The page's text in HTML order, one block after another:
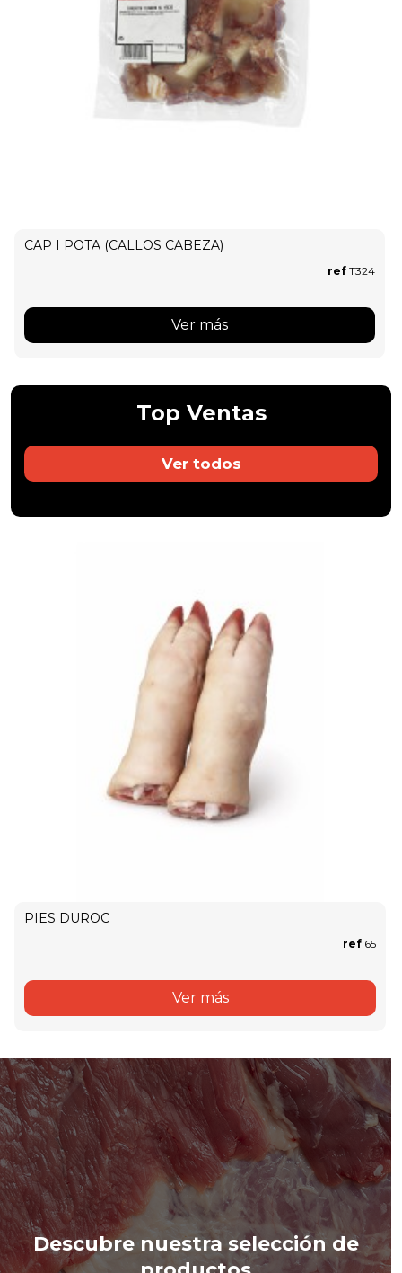
CAP I POTA (CALLOS CABEZA)
ref T324
Ver más
PIES DUROC
ref65
Ver más
Top Ventas
Ver todos
Descubre nuestra selección de